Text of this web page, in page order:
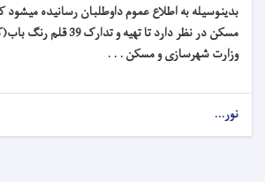
بدینوسیله به اطلاع عموم داوطلبان رسانیده
مسکن در نظر دارد تا تهیه و
وزارت شهرسازی و مسکن . . .
نور...